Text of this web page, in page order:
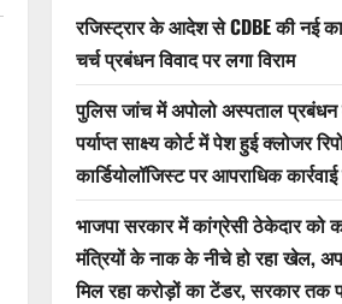
बड़ी
संख्या
में
प्रदेश
के
सराफा
व्यापारी
हुए
शामिल,उप-
मुख्यमंत्री
की
उपस्थिति
में
गूंजी
व्यापारियों
की
मांगें
रजिस्ट्रार के आदेश से CDBE की नई
चर्च प्रबंधन विवाद पर लगा विराम
पुलिस जांच में अपोलो अस्पताल
पर्याप्त साक्ष्य कोर्ट में पेश हुई क्लोजर
कार्डियोलॉजिस्ट पर आपराधिक कार्रवाई
भाजपा सरकार में कांग्रेसी ठेकेदार को
मंत्रियों के नाक के नीचे हो रहा खेल,
मिल रहा करोड़ों का टेंडर, सरकार तक